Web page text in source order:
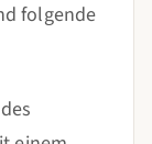
folgende